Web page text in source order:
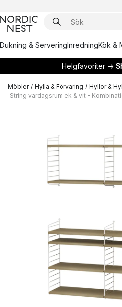
Dukning & ServeringInredningKök &
Helgfavoriter →
Möbler / Hylla & Förvaring / Hyllor &
String vardagsrum ek & vit -